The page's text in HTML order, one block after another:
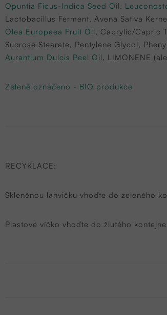
Opuntia Ficus-Indica Seed Oil,
Lactobacillus Ferment, Avena Sativa
Olea Europaea Fruit Oil, Caprylic/Capric
Sucrose Stearate, Pentylene Glycol,
Aurantium Dulcis Peel Oil, LIMONENE
Zeleně označeno - BIO produkce
RECYKLACE:
Skleněnou lahvičku vhoďte do zeleného
Plastové víčko vhoďte do žlutého